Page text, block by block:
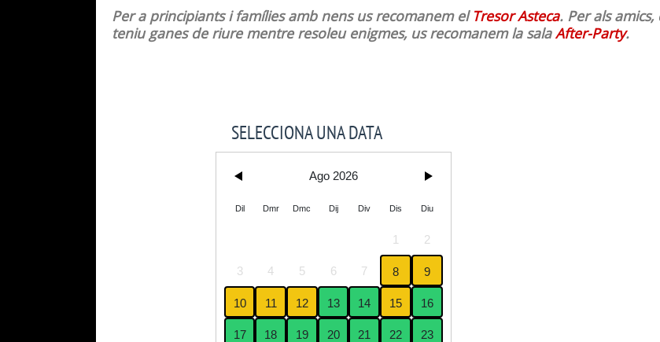
Per a principiants i famílies amb nens us recomanem el Tresor Asteca. Per als amics,
teniu ganes de riure mentre resoleu enigmes, us recomanem la sala After-Party.
SELECCIONA UNA DATA
Ago 2026
Dil Dmr Dmc Dij Div Dis Diu
1 2
3 4 5 6 7 8 9
10 11 12 13 14 15 16
17 18 19 20 21 22 23